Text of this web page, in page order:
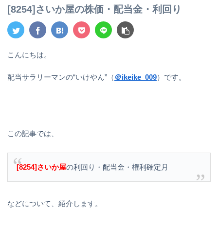
[8254]さいか屋の株価・配当金・利回り
こんにちは。
配当サラリーマンの“いけやん”（ ＠ikeike_009）です。
この記事では、
[8254]さいか屋の利回り・配当金・権利確定月
などについて、紹介します。